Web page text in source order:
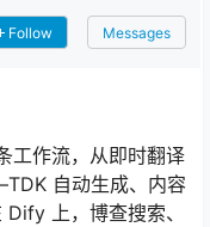
Follow Messages
工作流，从即时翻译
自动生成、内容
上，博查搜索、